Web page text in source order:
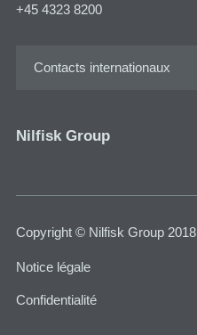
+45 4323 8200
Contacts internationaux
Nilfisk Group
Copyright © Nilfisk Group 2018
Notice légale
Confidentialité